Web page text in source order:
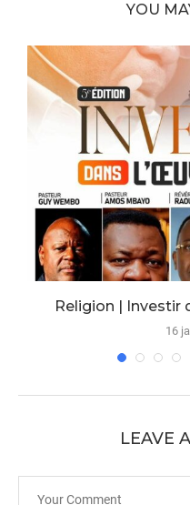
YOU
Religion | Investir
16
LEAVE